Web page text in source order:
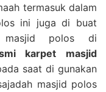
termasuk dalam
ini juga di buat
masjid polos di
karpet masjid
saat di gunakan
masjid polos